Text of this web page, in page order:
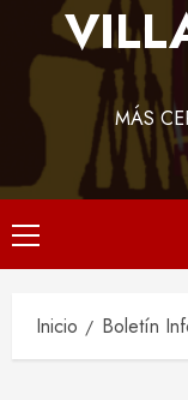
MÁS
Menú
principal
Inicio Boletín